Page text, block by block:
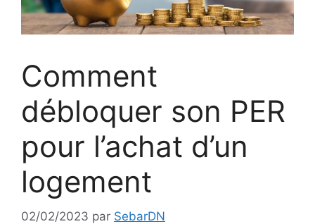
Comment
débloquer son PER
pour l’achat d’un
logement
02/02/2023 par SebarDN